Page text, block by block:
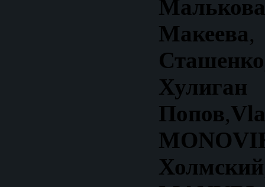
Макеева
Попов,
Холмский